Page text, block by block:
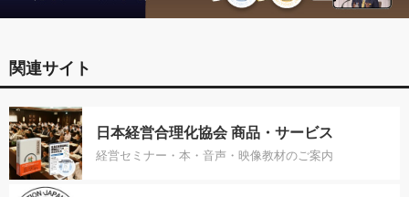
関連サイト
日本経営合理化協会 商品・サービス
経営セミナー・本・音声・映像教材のご案内